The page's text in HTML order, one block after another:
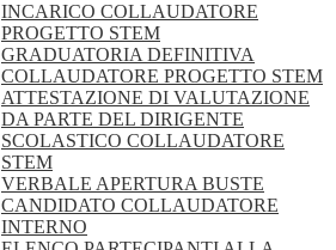
INCARICO COLLAUDATORE
PROGETTO STEM
GRADUATORIA DEFINITIVA
COLLAUDATORE PROGETTO STEM
ATTESTAZIONE DI VALUTAZIONE
DA PARTE DEL DIRIGENTE
SCOLASTICO COLLAUDATORE
STEM
VERBALE APERTURA BUSTE
CANDIDATO COLLAUDATORE
INTERNO